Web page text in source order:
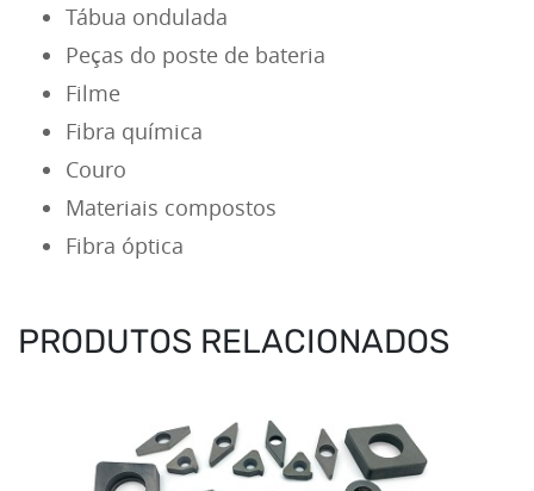
Tábua ondulada
Peças do poste de bateria
Filme
Fibra química
Couro
Materiais compostos
Fibra óptica
PRODUTOS RELACIONADOS